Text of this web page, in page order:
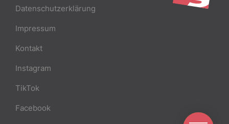
Datenschutzerklärung
Impressum
Kontakt
Instagram
TikTok
Facebook